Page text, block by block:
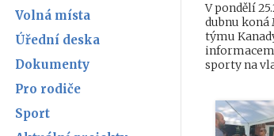
Volná místa
Úřední deska
Dokumenty
Pro rodiče
Sport
V pondělí
dubnu
týmu
sporty na